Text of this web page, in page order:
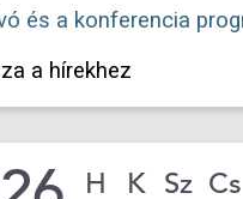
és a konferencia
a hírekhez
H K Sz Cs